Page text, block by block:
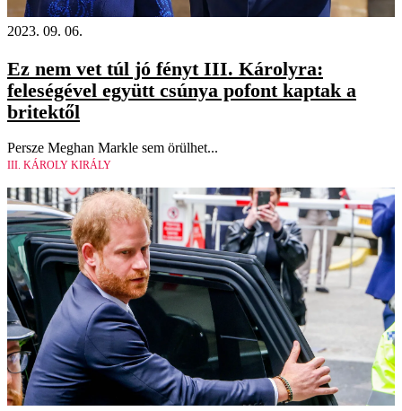
2023. 09. 06.
Ez nem vet túl jó fényt III. Károlyra:
feleségével együtt csúnya pofont kaptak a
britektől
Persze Meghan Markle sem örülhet...
III. KÁROLY KIRÁLY